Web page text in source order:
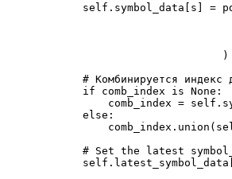
self.symbol_data[s] =
                                  )
# Комбинируется индекс
            if comb_index is None:
comb_index =
            else:
# Set the latest